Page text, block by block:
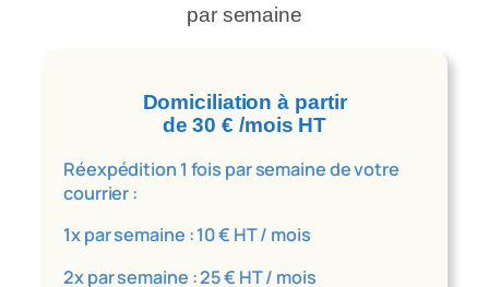
par semaine
Domiciliationà partir
de 30 € /mois HT
Réexpédition 1 fois par semaine de votre
courrier :
1x par semaine : 10 € HT / mois
2x par semaine : 25 € HT / mois